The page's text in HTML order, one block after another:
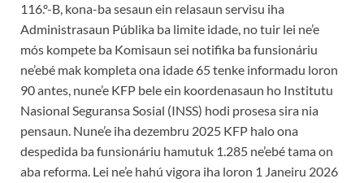
116.º-B, kona-ba sesaun ein relasaun servisu iha
Administrasaun Públika ba limite idade, no tuir lei ne’e
mós kompete ba Komisaun sei notifika ba funsionáriu
ne’ebé mak kompleta ona idade 65 tenke informadu loron
90 antes, nune’e KFP bele ein koordenasaun ho Institutu
Nasional Seguransa Sosial (INSS) hodi prosesa sira nia
pensaun. Nune’e iha dezembru 2025 KFP halo ona
despedida ba funsionáriu hamutuk 1.285 ne’ebé tama on
aba reforma. Lei ne’e hahú vigora iha loron 1 Janeiru 2026